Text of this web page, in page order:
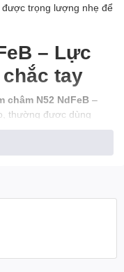
trọng lượng nhẹ để
– Lực
tay
châm N52 NdFeB –
thường được dùng
đế có thể giữ chặt
ốp từ) mà không bị
hình. Lực hút mạnh
dòng